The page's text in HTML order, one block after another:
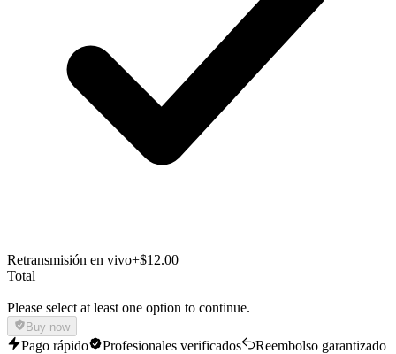
Retransmisión en vivo+$12.00
Total
Please select at least one option to continue.
Buy now
Pago rápido Profesionales verificados Reembolso garantizado